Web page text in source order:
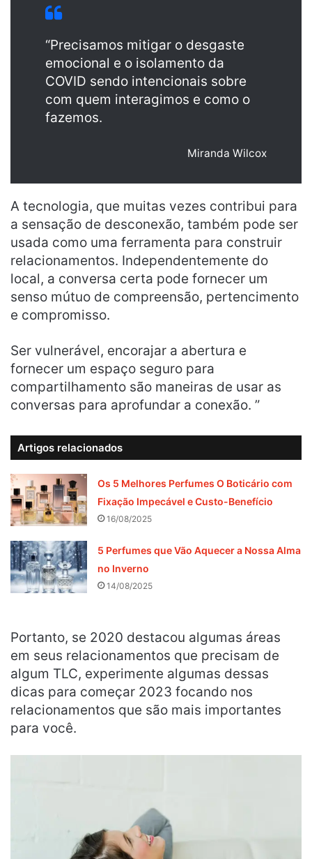
“Precisamos mitigar o desgaste
emocional e o isolamento da
COVID sendo intencionais sobre
com quem interagimos e como o
fazemos.
Miranda Wilcox
A tecnologia, que muitas vezes contribui para
a sensação de desconexão, também pode ser
usada como uma ferramenta para construir
relacionamentos. Independentemente do
local, a conversa certa pode fornecer um
senso mútuo de compreensão, pertencimento
e compromisso.
Ser vulnerável, encorajar a abertura e
fornecer um espaço seguro para
compartilhamento são maneiras de usar as
conversas para aprofundar a conexão. ”
Artigos relacionados
Os 5 Melhores Perfumes O Boticário com
Fixação Impecável e Custo-Benefício
16/08/2025
5 Perfumes que Vão Aquecer a Nossa Alma
no Inverno
14/08/2025
Portanto, se 2020 destacou algumas áreas
em seus relacionamentos que precisam de
algum TLC, experimente algumas dessas
dicas para começar 2023 focando nos
relacionamentos que são mais importantes
para você.